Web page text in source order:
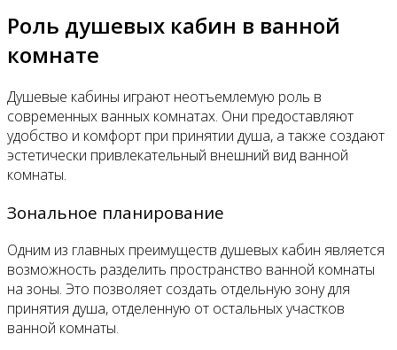
Роль душевых кабин в ванной
комнате
Душевые кабины играют неотъемлемую роль в
современных ванных комнатах. Они предоставляют
удобство и комфорт при принятии душа, а также создают
эстетически привлекательный внешний вид ванной
комнаты.
Зональное планирование
Одним из главных преимуществ душевых кабин является
возможность разделить пространство ванной комнаты
на зоны. Это позволяет создать отдельную зону для
принятия душа, отделенную от остальных участков
ванной комнаты.